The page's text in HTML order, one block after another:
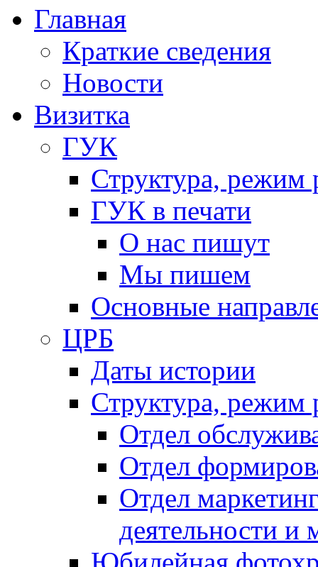
Главная
Краткие сведения
Новости
Визитка
ГУК
Структура, режим
ГУК в печати
О нас пишут
Мы пишем
Основные
ЦРБ
Даты истории
Структура, режим
Отдел
Отдел
Отдел
деятельности и